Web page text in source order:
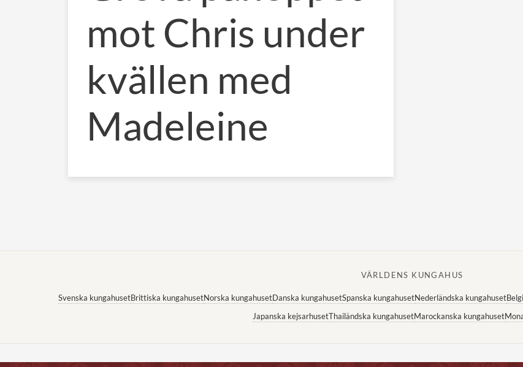
mot Chris under
kvällen med
Madeleine
VÄRLDENS KUNGAHUS
Svenska kungahusetBrittiska kungahusetNorska kungahusetDanska kungahusetSpanska kungahusetNederländska kungahuset
Japanska kejsarhusetThailändska kungahusetMarockanska kungahuset